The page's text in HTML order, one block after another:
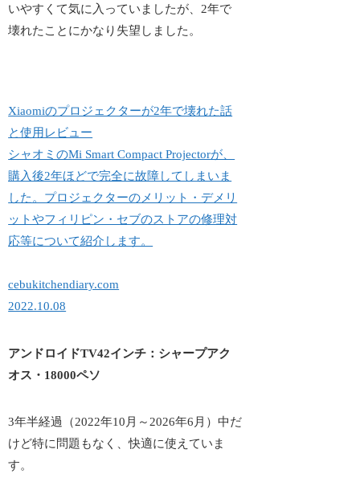
いやすくて気に入っていましたが、2年で
壊れたことにかなり失望しました。
Xiaomiのプロジェクターが2年で壊れた話
と使用レビュー
シャオミのMi Smart Compact Projectorが、
購入後2年ほどで完全に故障してしまいま
した。プロジェクターのメリット・デメリ
ットやフィリピン・セブのストアの修理対
応等について紹介します。
cebukitchendiary.com
2022.10.08
アンドロイドTV42インチ：シャープアク
オス・18000ペソ
3年半経過（2022年10月～2026年6月）中だ
けど特に問題もなく、快適に使えていま
す。